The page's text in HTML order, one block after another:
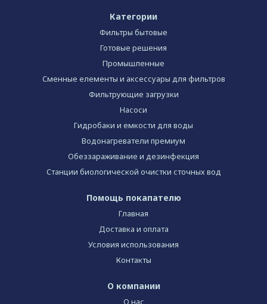
Категории
Фильтры бытовые
Готовые решения
Промышленные
Сменные елементы и аксессуары для фильтров
Фильтрующие загрузки
Насоси
Гидробаки и емкости для воды
Водонагреватели премиум
Обеззараживание и дезинфекция
Станции биологической очистки сточных вод
Помощь покапателю
Главная
Доставка и оплата
Условия использования
Контакты
О компании
О нас